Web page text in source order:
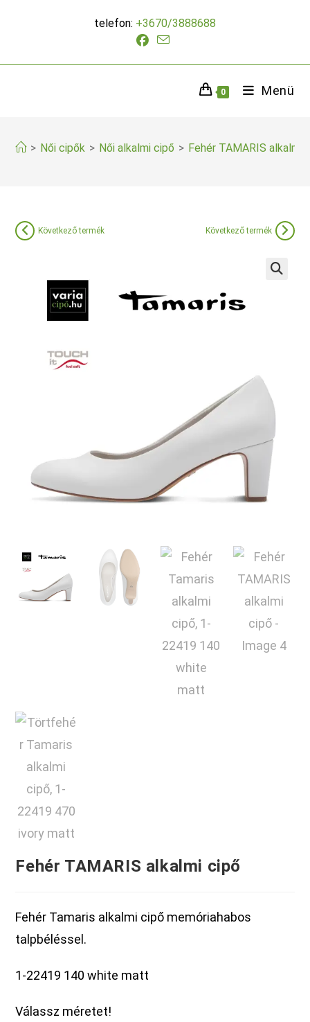
telefon: +3670/3888688
0 Menü
> Női cipők > Női alkalmi cipő > Fehér TAMARIS alkalmi
Következő termék Következő termék
Fehér TAMARIS alkalmi cipő
Fehér Tamaris alkalmi cipő memóriahabos
talpbéléssel.
1-22419 140 white matt
Válassz méretet!